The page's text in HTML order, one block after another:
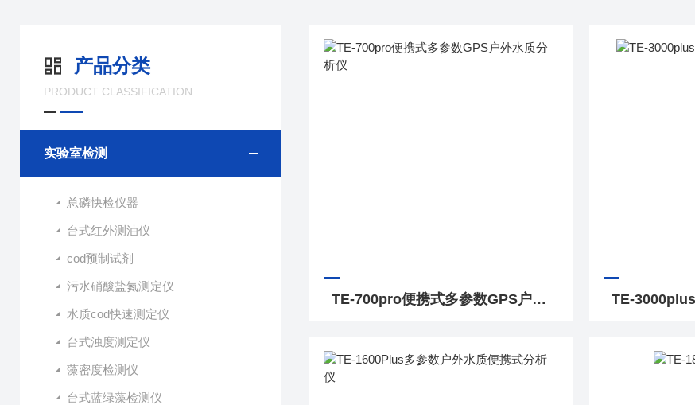
产品分类
PRODUCT CLASSIFICATION
实验室检测
总磷快检仪器
台式红外测油仪
cod预制试剂
污水硝酸盐氮测定仪
水质cod快速测定仪
台式浊度测定仪
藻密度检测仪
台式蓝绿藻检测仪
TE-700pro便携式多参数GPS户外水质分析仪